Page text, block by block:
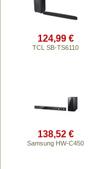
124,99 €
TCL SB-TS6110
138,52 €
Samsung HW-C450